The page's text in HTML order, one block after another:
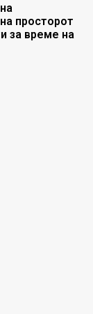
просторот
за време на